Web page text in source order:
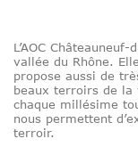
L’AOC
vallée du Rhône.
propose aussi de
beaux terroirs de la
chaque millésime
nous permettent
terroir.